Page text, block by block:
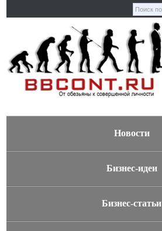
Новости
Бизнес-идеи
Бизнес-статьи